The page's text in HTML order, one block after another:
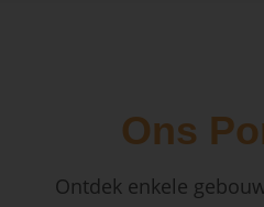
Ons
Ontdek enkele